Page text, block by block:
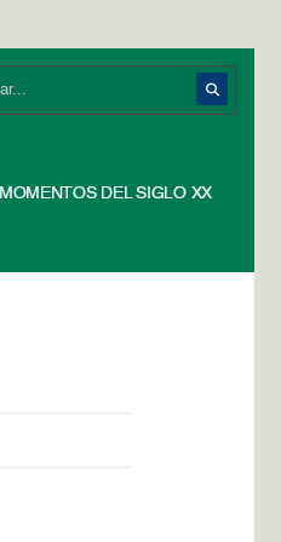
MOMENTOS DEL SIGLO XX